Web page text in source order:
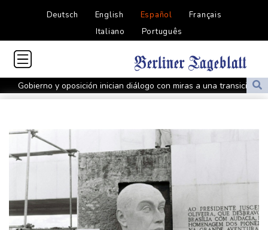
Deutsch English Español
Français
Italiano
Português
Gobierno y oposición inician diálogo con miras a una transición
política en Venezuela
El Real Madrid zanja las especulaciones y renueva a Vinícius
hasta 2032
Infantino bajo presión de la UEFA y la Conmebol
Yan Diomandé, la nueva joya del Real Madrid vale 160 millones
de dólares
Muere bajo arresto domiciliario en Venezuela un preso político de